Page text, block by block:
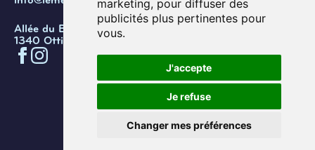
marketing, pour diffuser des
publicités plus pertinentes pour
vous.
J'accepte
Je refuse
Changer mes préférences
Allée du Bois des Rêves 1,
1340 Ottignies-Louvain-la-Neuve
Confidentialité
Cookies
Conditions d'utilisation
Gérer les cookies
et de la fontaine.